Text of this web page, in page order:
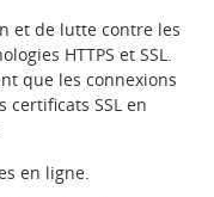
et de lutte contre les
HTTPS et SSL.
que les connexions
certificats SSL en
en ligne.